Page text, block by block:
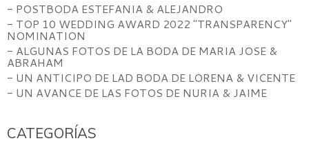
- POSTBODA ESTEFANIA & ALEJANDRO
- TOP 10 WEDDING AWARD 2022 "TRANSPARENCY"
NOMINATION
- ALGUNAS FOTOS DE LA BODA DE MARIA JOSE &
ABRAHAM
- UN ANTICIPO DE LAD BODA DE LORENA & VICENTE
- UN AVANCE DE LAS FOTOS DE NURIA & JAIME
CATEGORÍAS